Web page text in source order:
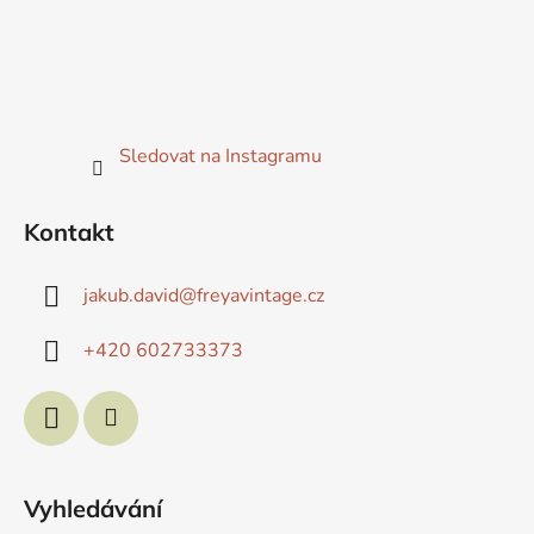
Sledovat na Instagramu
Kontakt
jakub.david@freyavintage.cz
+420 602733373
Vyhledávání